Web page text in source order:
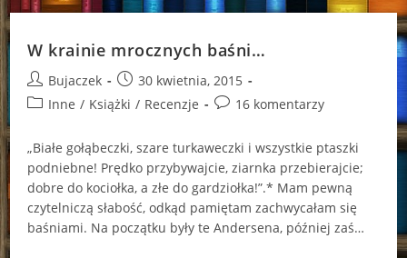
W krainie mrocznych baśni…
Post
author:
Bujaczek
Post
published:
30 kwietnia, 2015
PostInne / Książki / Recenzje
Post16 komentarzy
„Białe gołąbeczki, szare turkaweczki i wszystkie ptaszki
podniebne! Prędko przybywajcie, ziarnka przebierajcie;
dobre do kociołka, a złe do gardziołka!”.* Mam pewną
czytelniczą słabość, odkąd pamiętam zachwycałam się
baśniami. Na początku były te Andersena, później zaś…